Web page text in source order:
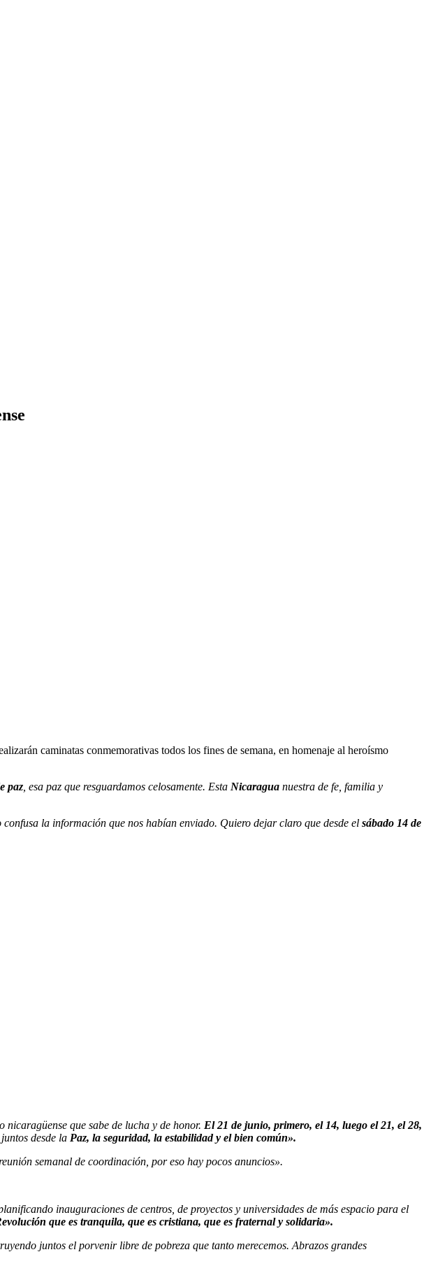
caminatas conmemorativas todos los fines de semana, en homenaje al heroísmo
paz , esa paz que resguardamos celosamente. Esta Nicaragua nuestra de fe, familia y
la información que nos habían enviado. Quiero dejar claro que desde el sábado 14 de
que sabe de lucha y de honor. El 21 de junio, primero, el 14, luego el 21, el 28,
desde la Paz, la seguridad, la estabilidad y el bien común».
semanal de coordinación, por eso hay pocos anuncios».
inauguraciones de centros, de proyectos y universidades de más espacio para el
que es tranquila, que es cristiana, que es fraternal y solidaria».
juntos el porvenir libre de pobreza que tanto merecemos. Abrazos grandes